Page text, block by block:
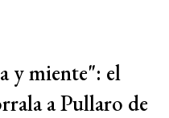
y miente": el
a Pullaro de